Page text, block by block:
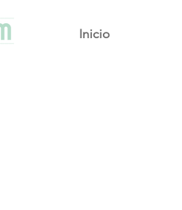
Inicio